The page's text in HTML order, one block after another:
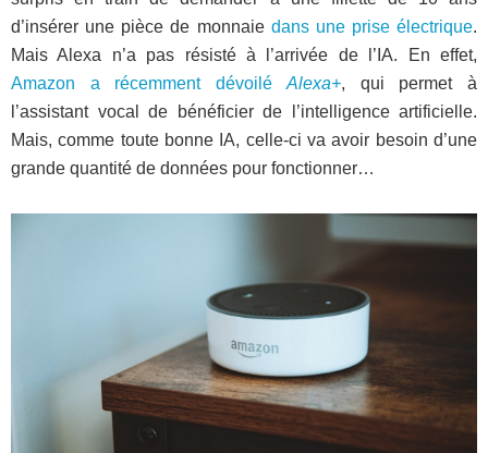
d’insérer une pièce de monnaie dans une prise électrique.
Mais Alexa n’a pas résisté à l’arrivée de l’IA. En effet,
Amazon a récemment dévoiléAlexa+, qui permet à
l’assistant vocal de bénéficier de l’intelligence artificielle.
Mais, comme toute bonne IA, celle-ci va avoir besoin d’une
grande quantité de données pour fonctionner…